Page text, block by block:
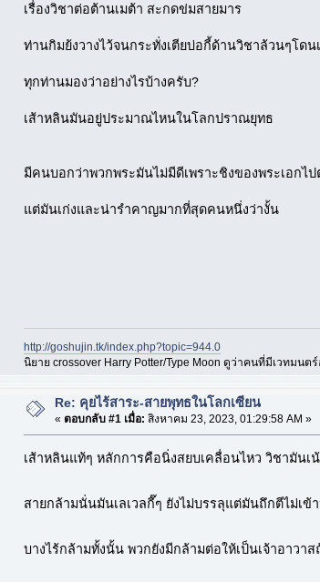
เรื่องวิชาต่อต้านเมต้า สะกดข่มสายมาร
ท่านกิมย้งวางไว้จนกระทั่งเตียบ่อกี้ด้านวิชาล้วนๆโด
ทุกท่านมองว่าอย่างไรบ้างครับ?
เส้าหลินมันอยู่ประมาณไหนในโลกปราณยุทธ
มีคนบอกว่าพวกพระมันไม่มีดีเพราะชิงของพระเอกไ
แต่มันเก่งและน่ารำคาญมากที่สุดคนหนึ่งว่างั้น
http://goshujin.tk/index.php?topic=944.0
นิยาย crossover Harry Potter/Type Moon ดูว่าคนที่มีเวทมน
Re: คุยไร้สาระ-สายพุทธในโลกเซียน
« ตอบกลับ #1 เมื่อ: สิงหาคม 23, 2023, 01:29:58 AM »
เส้าหลินแท้ๆ หลักการคือนิ่งสยบเคลื่อนไหว วิชามันเ
สายกล้ามนั่นมันเลเวลกี๊ๆ ยังไม่บรรลุแต่มันถึกตีไม่เ
บางไร้กล้ามทั้งนั้น พวกยังมีกล้ามต่อให้เป็นเจ้าอาวา